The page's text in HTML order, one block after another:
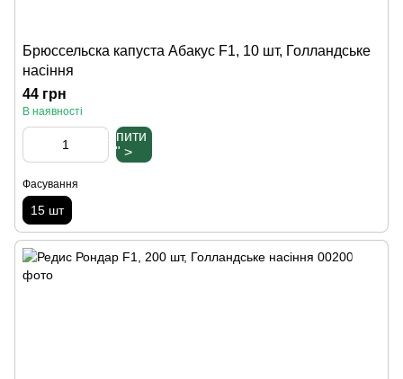
Брюссельска капуста Абакус F1, 10 шт, Голландське
насіння
44 грн
В наявності
Купити
" >
Фасування
15 шт